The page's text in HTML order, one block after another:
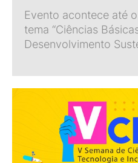
Evento acontece até
tema “Ciências
Desenvolvimento